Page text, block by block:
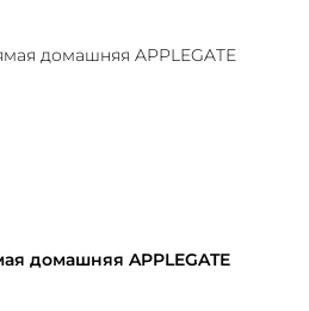
домашняя APPLEGATE